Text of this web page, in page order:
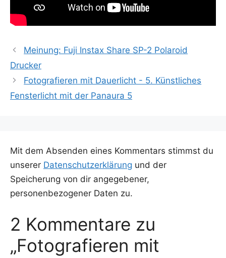
Meinung: Fuji Instax Share SP-2 Polaroid
Drucker
Fotografieren mit Dauerlicht - 5. Künstliches
Fensterlicht mit der Panaura 5
Mit dem Absenden eines Kommentars stimmst du
unserer Datenschutzerklärung und der
Speicherung von dir angegebener,
personenbezogener Daten zu.
2 Kommentare zu
„Fotografieren mit